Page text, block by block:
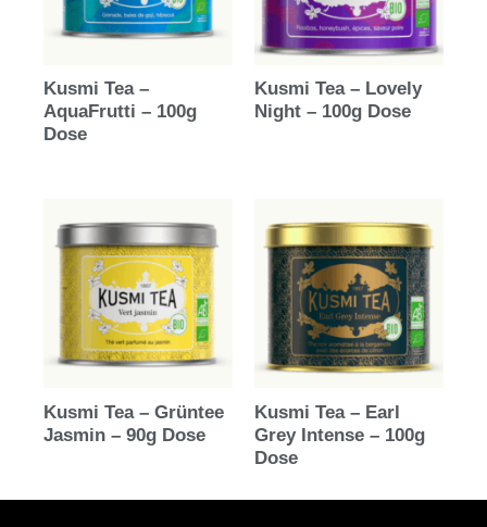
Kusmi Tea –
AquaFrutti – 100g
Dose
Kusmi Tea – Lovely
Night – 100g Dose
Kusmi Tea – Grüntee
Jasmin – 90g Dose
Kusmi Tea – Earl
Grey Intense – 100g
Dose